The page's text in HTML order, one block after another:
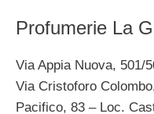
Profumerie La
Via Appia Nuova, 501/
Via Cristoforo
Pacifico, 83 – Loc.